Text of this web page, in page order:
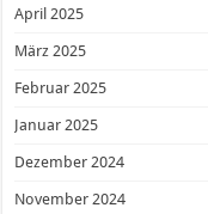
April 2025
März 2025
Februar 2025
Januar 2025
Dezember 2024
November 2024